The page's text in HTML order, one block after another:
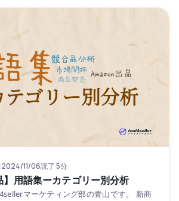
2024/11/06読了 5分
】用語集ーカテゴリー別分析
マーケティング部の青山です。 新商